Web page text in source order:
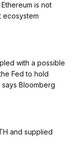
is not
ecosystem
with a possible
Fed to hold
Bloomberg
and supplied